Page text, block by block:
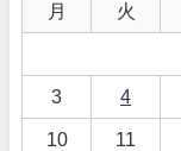
月 火
3 4
10 11